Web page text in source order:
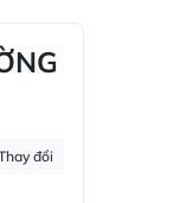
đổi